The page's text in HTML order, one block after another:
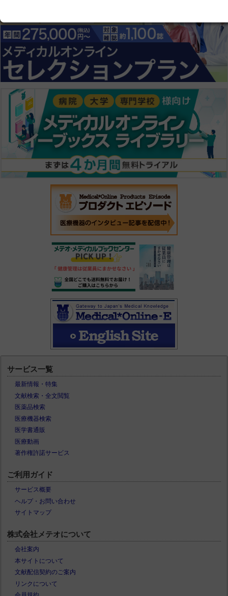
サービス一覧
最新情報・特集
文献検索・全文閲覧
医薬品検索
医療機器検索
医学書通販
医療動画
著作権許諾サービス
ご利用ガイド
サービス概要
ヘルプ・お問い合わせ
サイトマップ
株式会社メテオについて
会社案内
本サイトについて
文献配信契約のご案内
リンクについて